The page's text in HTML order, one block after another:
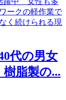
代の男女
脂製の...